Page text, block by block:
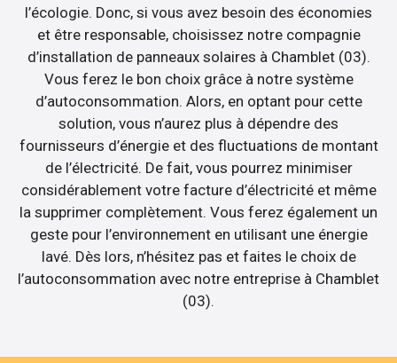
l’écologie. Donc, si vous avez besoin des économies
et être responsable, choisissez notre compagnie
d’installation de panneaux solaires à Chamblet (03).
Vous ferez le bon choix grâce à notre système
d’autoconsommation. Alors, en optant pour cette
solution, vous n’aurez plus à dépendre des
fournisseurs d’énergie et des fluctuations de montant
de l’électricité. De fait, vous pourrez minimiser
considérablement votre facture d’électricité et même
la supprimer complètement. Vous ferez également un
geste pour l’environnement en utilisant une énergie
lavé. Dès lors, n’hésitez pas et faites le choix de
l’autoconsommation avec notre entreprise à Chamblet
(03).